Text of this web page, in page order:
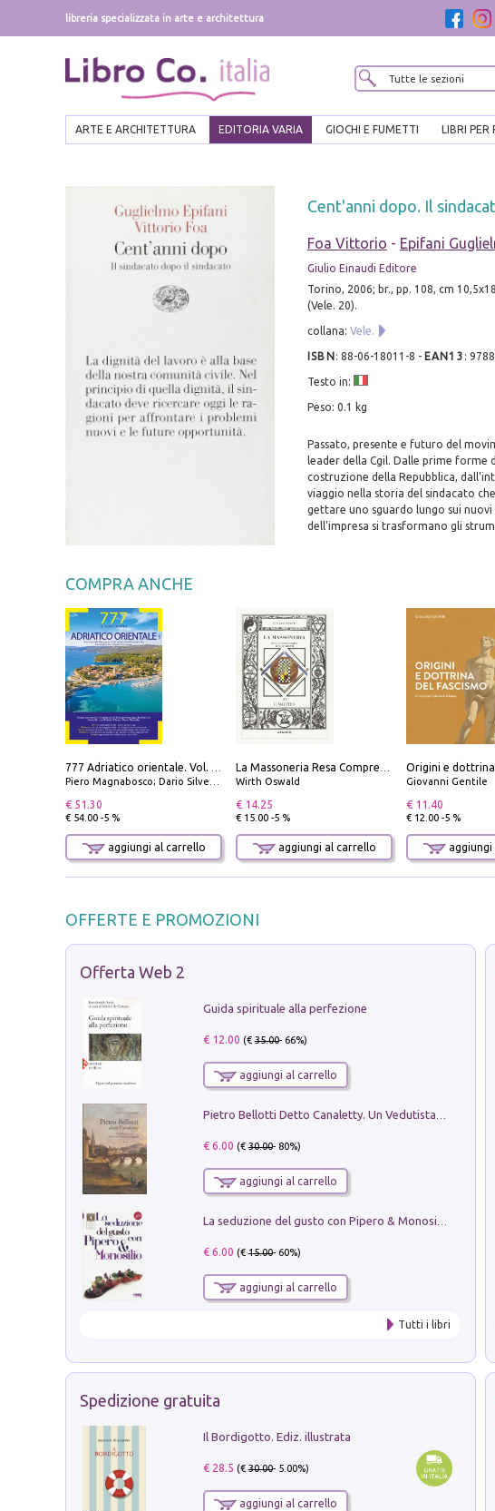
libreria specializzata in arte e architettura
ARTE E ARCHITETTURA EDITORIA VARIA GIOCHI E FUMETTI LIBRI PER
Cent'anni dopo. Il
Foa Vittorio - Epifani
Giulio Einaudi Editore
Torino, 2006; br., pp. 108, cm
(Vele. 20).
collana: Vele.
ISBN : 88-06-18011-8 - EAN13 :
Testo in:
Peso: 0.1 kg
Passato, presente e futuro del
leader della Cgil. Dalle prime forme
costruzione della Repubblica,
viaggio nella storia del sindacato
gettare uno sguardo lungo sui
dell'impresa si trasformano gli
COMPRA ANCHE
Piero Magnabosco; Dario Silvestro; Marco Sbrizzi
€ 51.30
€ 54.00 -5 %
aggiungi al carrello
Wirth Oswald
€ 14.25
€ 15.00 -5 %
aggiungi al carrello
Origini e
Giovanni Gentile
€ 11.40
€ 12.00 -5 %
aggiungi
OFFERTE E PROMOZIONI
Offerta Web 2
Guida spirituale alla perfezione
€ 12.00 (€35.00- 66%)
aggiungi al carrello
€ 6.00 (€30.00- 80%)
aggiungi al carrello
€ 6.00 (€15.00- 60%)
aggiungi al carrello
Tutti i libri
Spedizione gratuita
Il Bordigotto. Ediz. illustrata
€ 28.5 (€30.00- 5.00%)
aggiungi al carrello